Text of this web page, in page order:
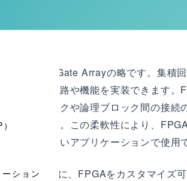
Gate Arrayの略です。集積
なデジタル回路や機能を実装できます
論理ブロックや論理ブロック間の接
能にします。この柔軟性により、
まで、幅広いアプリケーションで使用
くするために、FPGAをカスタマイズ
ション